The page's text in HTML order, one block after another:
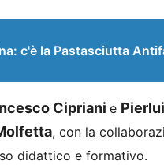
c'è la Pastasciutta
Cipriani e
, con la
didattico e formativo.